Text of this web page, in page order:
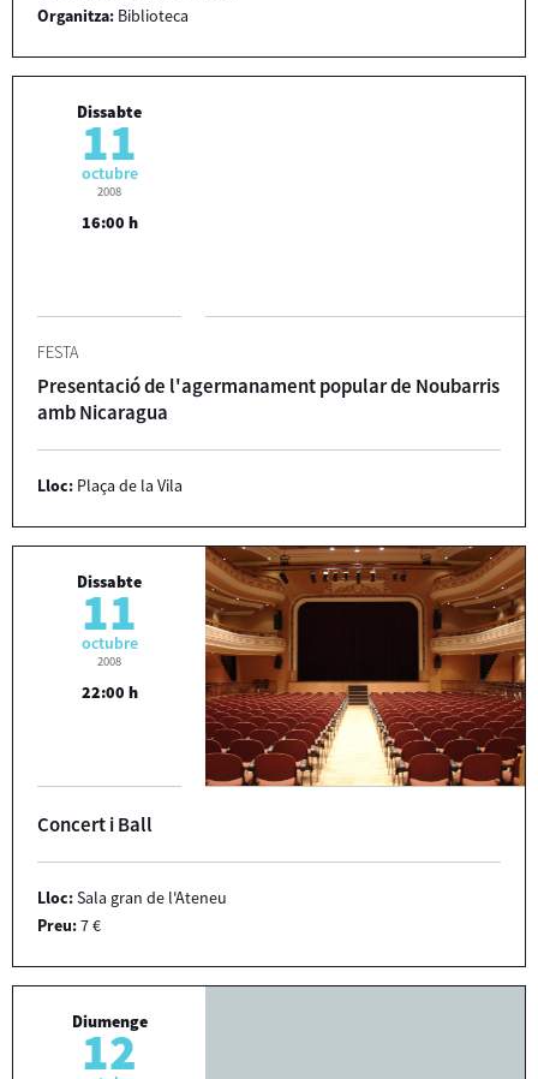
Organitza: Biblioteca
Dissabte
11
octubre
2008
16:00 h
FESTA
Presentació de l'agermanament popular de Noubarris
amb Nicaragua
Lloc: Plaça de la Vila
Dissabte
11
octubre
2008
22:00 h
Concert i Ball
Lloc:Sala gran de l'Ateneu
Preu:7 €
Diumenge
12